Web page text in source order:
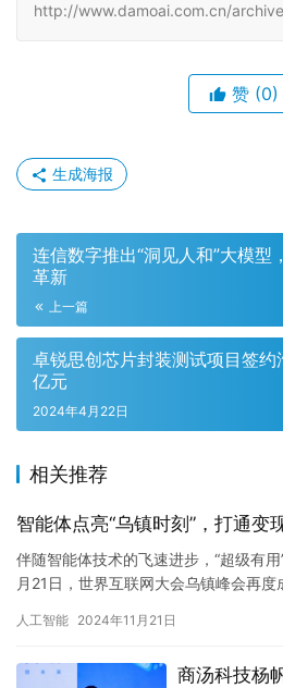
http://www.damoai.com.cn/
赞 (0)
生成海报
连信数字推出“洞见人和”大模型
革新
上一篇
卓锐思创芯片封装测试项目签
亿元
2024年4月22日
相关推荐
智能体点亮“乌镇时刻”，打通变
伴随智能体技术的飞速进步，“超级有
月21日，世界互联网大会乌镇峰会再
人工智能 2024年11月21日
商汤科技杨